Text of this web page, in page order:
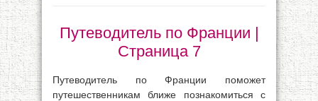
Путеводитель по Франции |
Страница 7
Путеводитель по Франции поможет
путешественникам ближе познакомиться с